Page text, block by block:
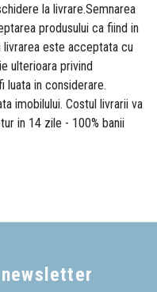
la livrare.Semnarea
produsului ca fiind in
este acceptata cu
ulterioara privind
luata in considerare.
imobilului. Costul livrarii va
in 14 zile - 100% banii